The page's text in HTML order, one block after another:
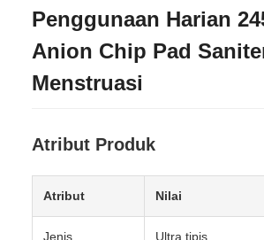
Penggunaan Harian
Anion Chip Pad
Menstruasi
Atribut Produk
Atribut Nilai
Jenis Ultra tipis